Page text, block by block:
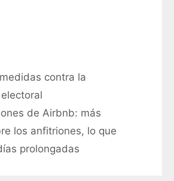
contra la
de Airbnb: más
los anfitriones, lo que
prolongadas